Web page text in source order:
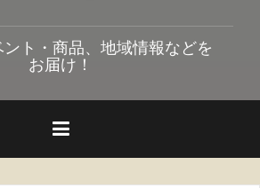
ト・商品、地域情報などを
お届け！